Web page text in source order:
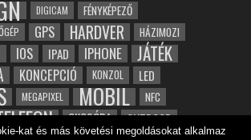
DIGICAM FÉNYKÉPEZŐ
GPS HARDVER HÁZIMOZI
IOS IPAD IPHONE JÁTÉK
KONCEPCIÓ KONZOL LED
MEGAPIXEL MOBIL NFC
OKOSÓRA OUTDOOR
kat és más követési megoldásokat alkalmaz